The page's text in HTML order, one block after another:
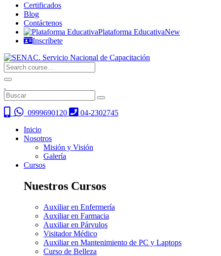
Certificados
Blog
Contáctenos
Plataforma EducativaNew
Inscríbete
0999690120
04-2302745
Inicio
Nosotros
Misión y Visión
Galería
Cursos
Nuestros Cursos
Auxiliar en Enfermería
Auxiliar en Farmacia
Auxiliar en Párvulos
Visitador Médico
Auxiliar en Mantenimiento de PC y Laptops
Curso de Belleza